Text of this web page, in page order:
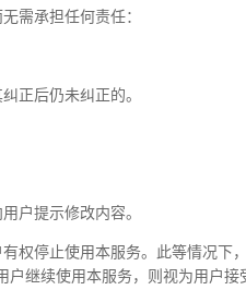
需承担任何责任：
正后仍未纠正的。
户提示修改内容。
权停止使用本服务。此等情况
继续使用本服务，则视为用户接